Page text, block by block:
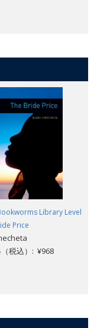
Library Level
Price
税込）: ¥968